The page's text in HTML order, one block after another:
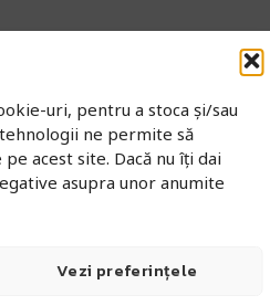
uri, pentru a stoca și/sau
ne permite să
acest site. Dacă nu îți dai
asupra unor anumite
Vezi preferințele